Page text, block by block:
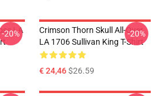
LA
-20%
Crimson Thorn Skull All-Over
LA 1706 Sullivan King T-Shirt
€ 24,46$26.59
-20%